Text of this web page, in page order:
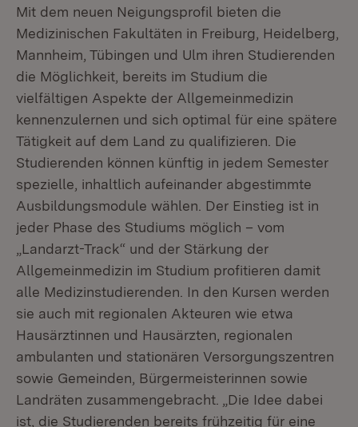
Mit dem neuen Neigungsprofil bieten die
Medizinischen Fakultäten in Freiburg, Heidelberg,
Mannheim, Tübingen und Ulm ihren Studierenden
die Möglichkeit, bereits im Studium die
vielfältigen Aspekte der Allgemeinmedizin
kennenzulernen und sich optimal für eine spätere
Tätigkeit auf dem Land zu qualifizieren. Die
Studierenden können künftig in jedem Semester
spezielle, inhaltlich aufeinander abgestimmte
Ausbildungsmodule wählen. Der Einstieg ist in
jeder Phase des Studiums möglich – vom
„Landarzt-Track“ und der Stärkung der
Allgemeinmedizin im Studium profitieren damit
alle Medizinstudierenden. In den Kursen werden
sie auch mit regionalen Akteuren wie etwa
Hausärztinnen und Hausärzten, regionalen
ambulanten und stationären Versorgungszentren
sowie Gemeinden, Bürgermeisterinnen sowie
Landräten zusammengebracht. „Die Idee dabei
ist, die Studierenden bereits frühzeitig für eine